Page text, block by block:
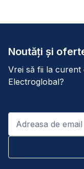
Noutăți și
Vrei să fii la curent
Electroglobal?
Email